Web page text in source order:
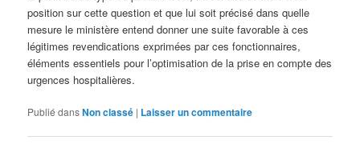
position sur cette question et que lui soit précisé dans quelle
mesure le ministère entend donner une suite favorable à ces
légitimes revendications exprimées par ces fonctionnaires,
éléments essentiels pour l’optimisation de la prise en compte des
urgences hospitalières.
Publié dansNon classé | Laisser un commentaire